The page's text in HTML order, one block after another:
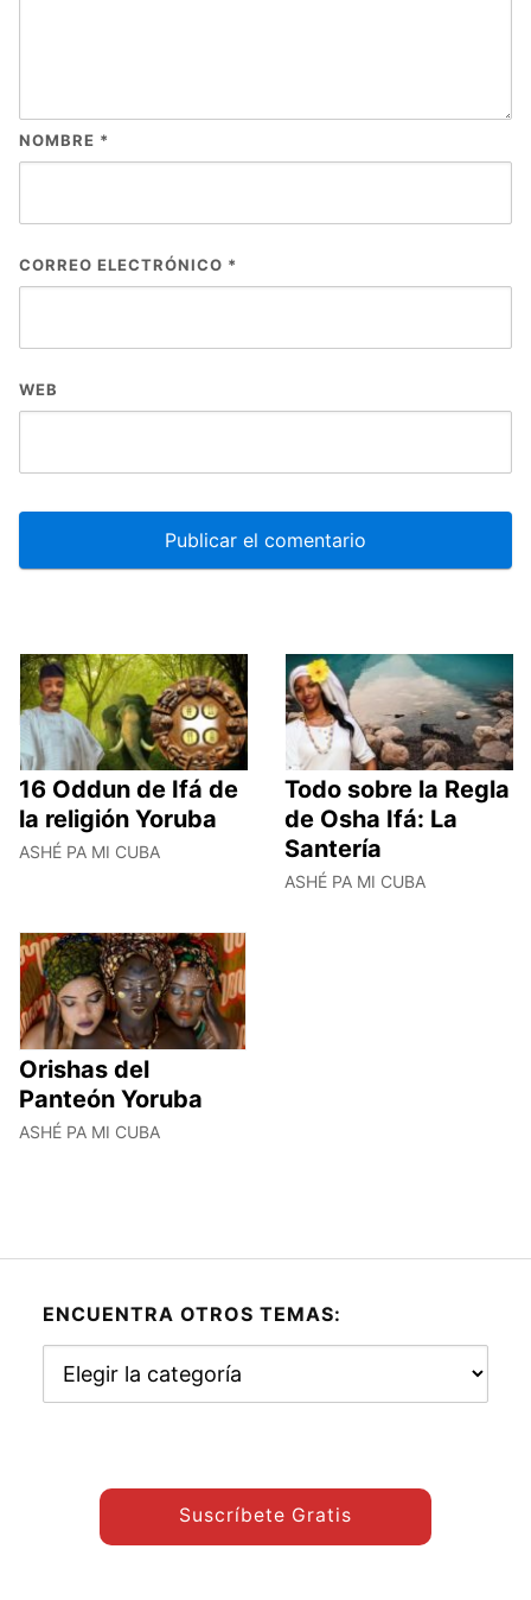
NOMBRE *
CORREO ELECTRÓNICO *
WEB
16 Oddun de Ifá de
la religión Yoruba
ASHÉ PA MI CUBA
Todo sobre la Regla
de Osha Ifá: La
Santería
ASHÉ PA MI CUBA
Orishas del
Panteón Yoruba
ASHÉ PA MI CUBA
ENCUENTRA OTROS TEMAS:
otros
Suscríbete Gratis